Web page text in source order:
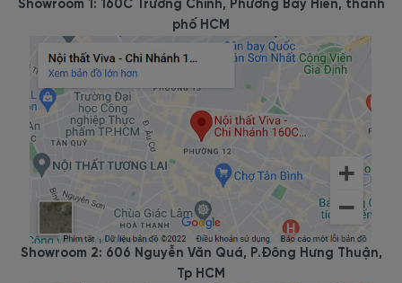
Showroom 1: 160C Trường Chinh, Phường Bảy Hiền, thành
phố HCM
Showroom 2: 606 Nguyễn Văn Quá, P.Đông Hưng Thuận,
Tp HCM